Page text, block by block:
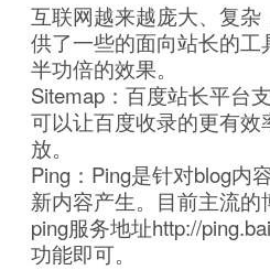
互联网越来越庞大、复
供了一些的面向站长的
半功倍的效果。
Sitemap：百度站长平台
可以让百度收录的更有
放。
Ping：Ping是针对blog内
新内容产生。目前主流
ping服务地址http://
功能即可。